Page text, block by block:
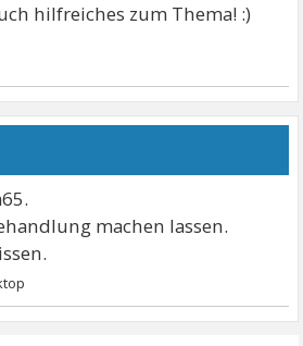
machen lassen.